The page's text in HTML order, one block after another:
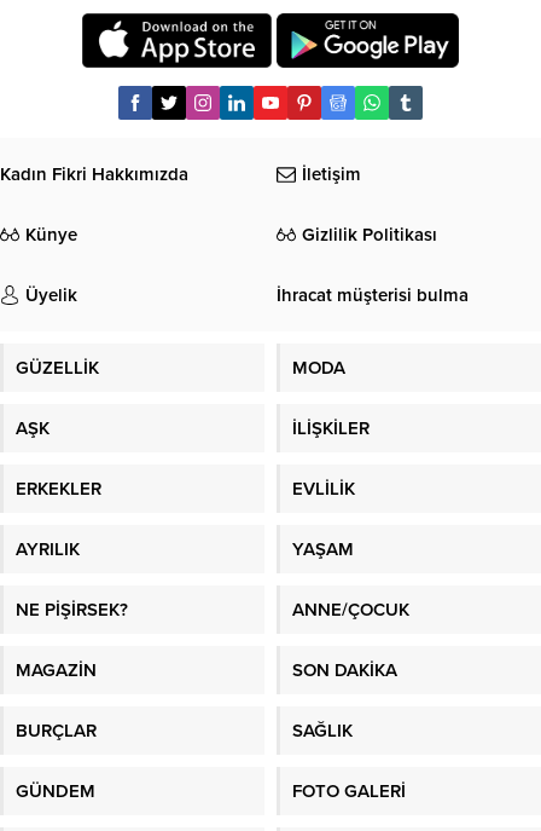
Kadın Fikri Hakkımızda İletişim
Künye Gizlilik Politikası
Üyelik İhracat müşterisi bulma
GÜZELLİK MODA
AŞK İLİŞKİLER
ERKEKLER EVLİLİK
AYRILIK YAŞAM
NE PİŞİRSEK? ANNE/ÇOCUK
MAGAZİN SON DAKİKA
BURÇLAR SAĞLIK
GÜNDEM FOTO GALERİ